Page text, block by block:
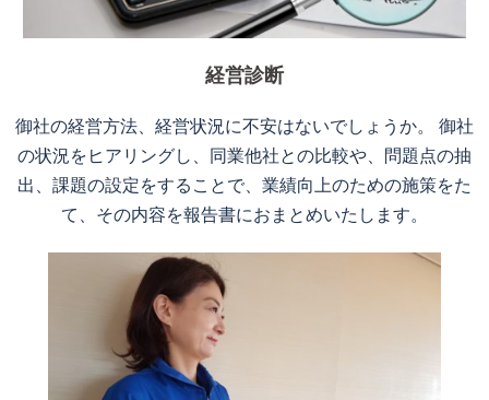
経営診断
御社の経営方法、経営状況に不安はないでしょうか。 御社
の状況をヒアリングし、同業他社との比較や、問題点の抽
出、課題の設定をすることで、業績向上のための施策をた
て、その内容を報告書におまとめいたします。